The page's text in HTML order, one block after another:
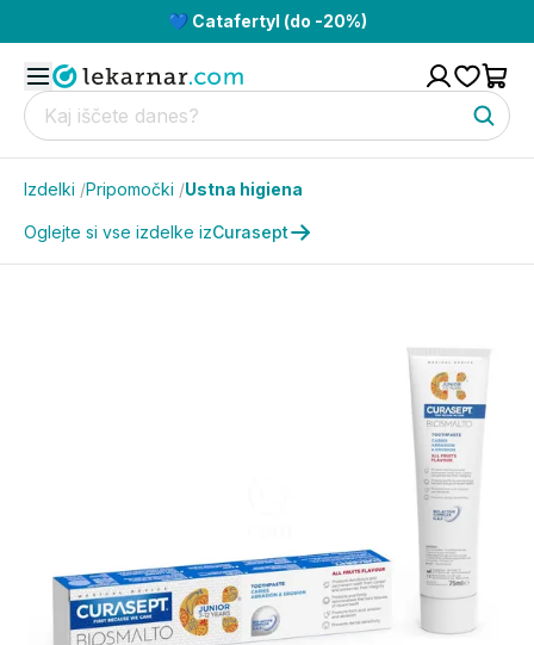
💙 Catafertyl (do -20%)
Izdelki /Pripomočki /Ustna higiena
Oglejte si vse izdelke izCurasept